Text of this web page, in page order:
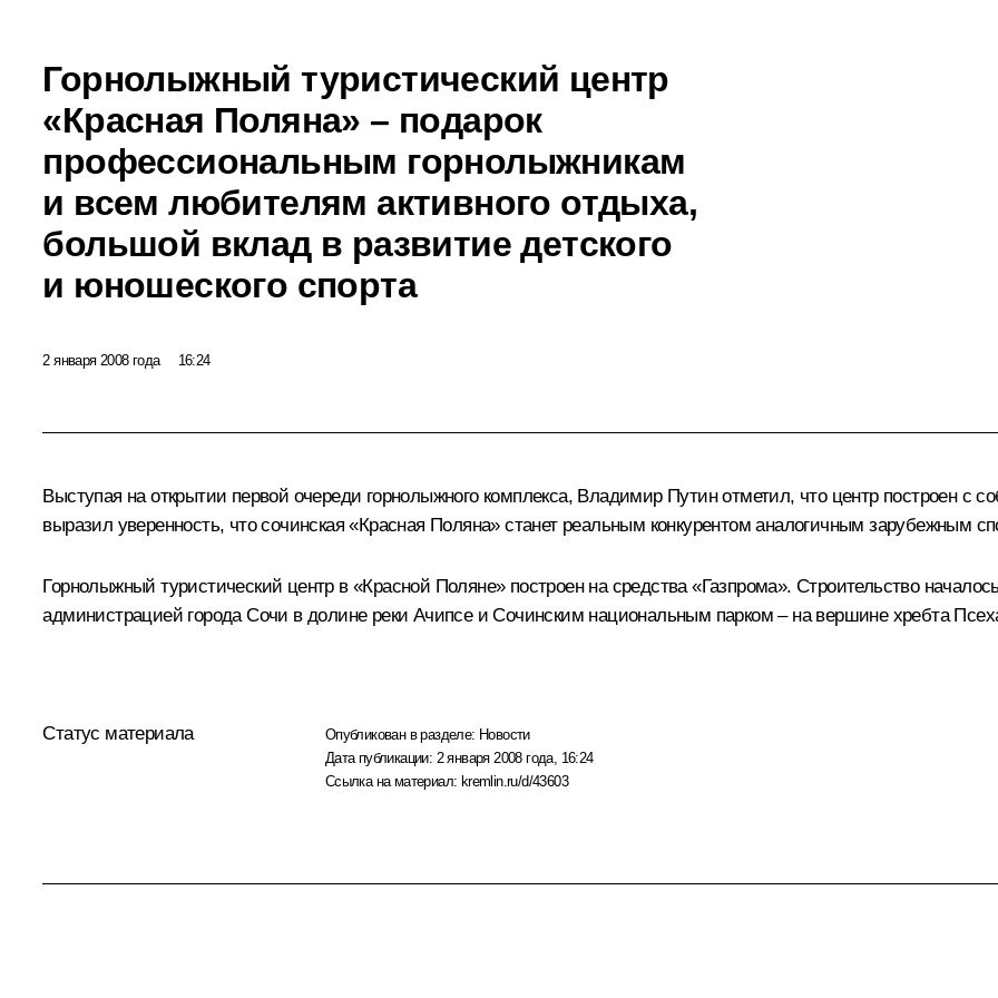
Горнолыжный туристический центр
«Красная Поляна» – подарок
профессиональным горнолыжникам
и всем любителям активного отдыха,
большой вклад в развитие детского
и юношеского спорта
2 января 2008 года 16:24
Выступая на открытии первой очереди горнолыжного комплекса, Владимир Путин отметил, что центр построен с
выразил уверенность, что сочинская «Красная Поляна» станет реальным конкурентом аналогичным зарубежным
Горнолыжный туристический центр в «Красной Поляне» построен на средства «Газпрома». Строительство
администрацией города Сочи в долине реки Ачипсе и Сочинским национальным парком – на вершине хребта
Статус материала Опубликован в разделе: Новости
Дата публикации: 2 января 2008 года, 16:24
Ссылка на материал: kremlin.ru/d/43603